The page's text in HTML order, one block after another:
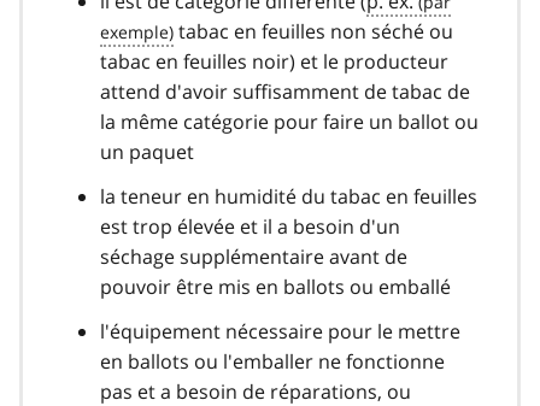
tabac en feuilles non séché ou
tabac en feuilles noir) et le producteur
attend d'avoir suffisamment de tabac de
la même catégorie pour faire un ballot ou
un paquet
la teneur en humidité du tabac en feuilles
est trop élevée et il a besoin d'un
séchage supplémentaire avant de
pouvoir être mis en ballots ou emballé
l'équipement nécessaire pour le mettre
en ballots ou l'emballer ne fonctionne
pas et a besoin de réparations, ou